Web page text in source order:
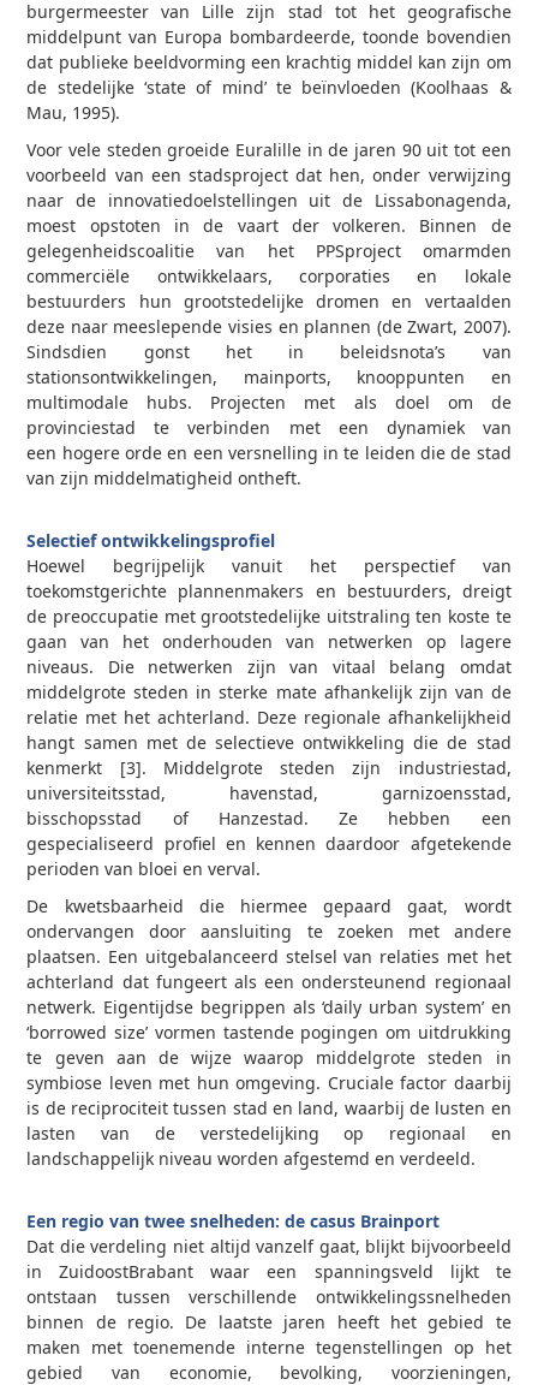
burgermeester van Lille zijn stad tot het geografische
middelpunt van Europa bombardeerde, toonde bovendien
dat publieke beeldvorming een krachtig middel kan zijn om
de stedelijke ‘state of mind’ te beïnvloeden (Koolhaas &
Mau, 1995).
Voor vele steden groeide Euralille in de jaren 90 uit tot een
voorbeeld van een stadsproject dat hen, onder verwijzing
naar de innovatiedoelstellingen uit de Lissabon­agenda,
moest opstoten in de vaart der volkeren. Binnen de
gelegenheidscoalitie van het PPS­project omarmden
commerciële ontwikkelaars, corporaties en lokale
bestuurders hun grootstedelijke dromen en vertaalden
deze naar meeslepende visies en plannen (de Zwart, 2007).
Sindsdien gonst het in beleidsnota’s van
stationsontwikkelingen, mainports, knooppunten en
multimodale hubs. Projecten met als doel om de
provinciestad te verbinden met een dynamiek van
een hogere orde en een versnelling in te leiden die de stad
van zijn middelmatigheid ontheft.
Selectief ontwikkelingsprofiel
Hoewel begrijpelijk vanuit het perspectief van
toekomstgerichte plannenmakers en bestuurders, dreigt
de preoccupatie met grootstedelijke uitstraling ten koste te
gaan van het onderhouden van netwerken op lagere
niveaus. Die netwerken zijn van vitaal belang omdat
middelgrote steden in sterke mate afhankelijk zijn van de
relatie met het achterland. Deze regionale afhankelijkheid
hangt samen met de selectieve ontwikkeling die de stad
kenmerkt [3]. Middelgrote steden zijn industriestad,
universiteitsstad, havenstad, garnizoensstad,
bisschopsstad of Hanzestad. Ze hebben een
gespecialiseerd profiel en kennen daardoor afgetekende
perioden van bloei en verval.
De kwetsbaarheid die hiermee gepaard gaat, wordt
ondervangen door aansluiting te zoeken met andere
plaatsen. Een uitgebalanceerd stelsel van relaties met het
achterland dat fungeert als een ondersteunend regionaal
netwerk. Eigentijdse begrippen als ‘daily urban system’ en
‘borrowed size’ vormen tastende pogingen om uitdrukking
te geven aan de wijze waarop middelgrote steden in
symbiose leven met hun omgeving. Cruciale factor daarbij
is de reciprociteit tussen stad en land, waarbij de lusten en
lasten van de verstedelijking op regionaal en
landschappelijk niveau worden afgestemd en verdeeld.
Een regio van twee snelheden: de casus Brainport
Dat die verdeling niet altijd vanzelf gaat, blijkt bijvoorbeeld
in Zuidoost­Brabant waar een spanningsveld lijkt te
ontstaan tussen verschillende ontwikkelingssnelheden
binnen de regio. De laatste jaren heeft het gebied te
maken met toenemende interne tegenstellingen op het
gebied van economie, bevolking, voorzieningen,